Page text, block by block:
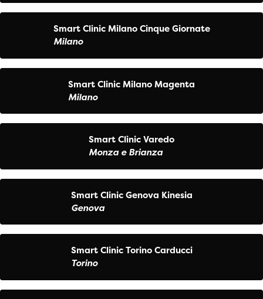
Smart Clinic Milano Cinque Giornate
Milano
Smart Clinic Milano Magenta
Milano
Smart Clinic Varedo
Monza e Brianza
Smart Clinic Genova Kinesia
Genova
Smart Clinic Torino Carducci
Torino